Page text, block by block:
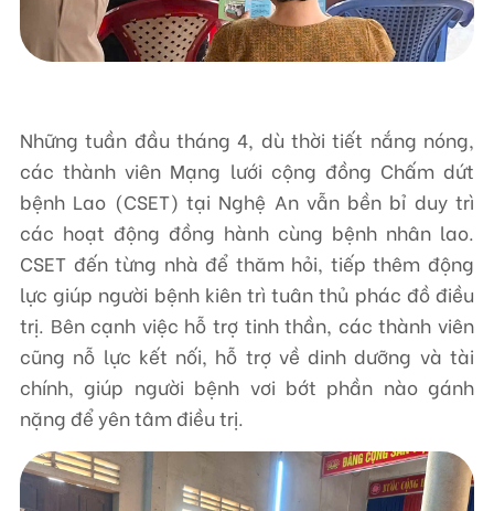
TRUNG TÂM HỖ TRỢ SÁNG KIẾN PHÁT TRIỂN CỘNG ĐỒNG
Số 9, ngõ 165/30 Thái Hà, phường Đống Đa, thành phố Hà Nội, Việt Nam
Email: scdi@scdi.org.vn
Những tuần đầu tháng 4, dù thời tiết nắng nóng,
các thành viên Mạng lưới cộng đồng Chấm dứt
bệnh Lao (CSET) tại Nghệ An vẫn bền bỉ duy trì
các hoạt động đồng hành cùng bệnh nhân lao.
CSET đến từng nhà để thăm hỏi, tiếp thêm động
lực giúp người bệnh kiên trì tuân thủ phác đồ điều
trị. Bên cạnh việc hỗ trợ tinh thần, các thành viên
cũng nỗ lực kết nối, hỗ trợ về dinh dưỡng và tài
chính, giúp người bệnh vơi bớt phần nào gánh
nặng để yên tâm điều trị.